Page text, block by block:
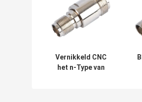
Vernikkeld CNC
het n-Type van